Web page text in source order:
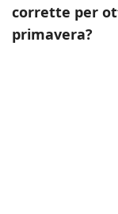
corrette per
primavera?